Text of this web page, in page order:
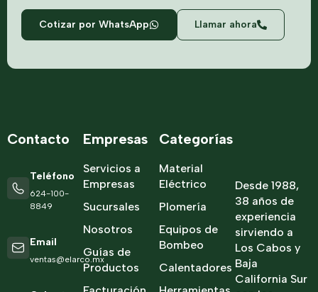
Cotizar por WhatsApp Llamar ahora
Desde 1988,
38 años de
experiencia
sirviendo a
Los Cabos y
Baja
California Sur
Categorías
Material
Eléctrico
Plomería
Equipos de
Bombeo
Calentadores
Empresas
Servicios a
Empresas
Sucursales
Nosotros
Guías de
Productos
Contacto
Teléfono
624-100-
8849
Email
ventas@elarco.mx